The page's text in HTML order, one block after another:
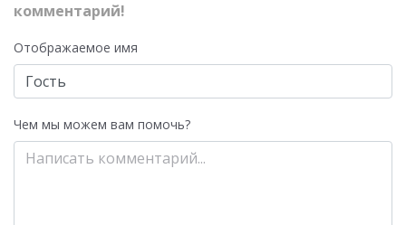
комментарий!
Отображаемое имя
Чем мы можем вам помочь?